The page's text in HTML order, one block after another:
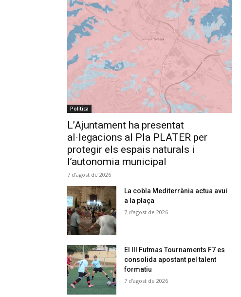
Política
L’Ajuntament ha presentat
al·legacions al Pla PLATER per
protegir els espais naturals i
l’autonomia municipal
7 d'agost de 2026
La cobla Mediterrània actua avui
a la plaça
7 d'agost de 2026
El III Futmas Tournaments F7 es
consolida apostant pel talent
formatiu
7 d'agost de 2026